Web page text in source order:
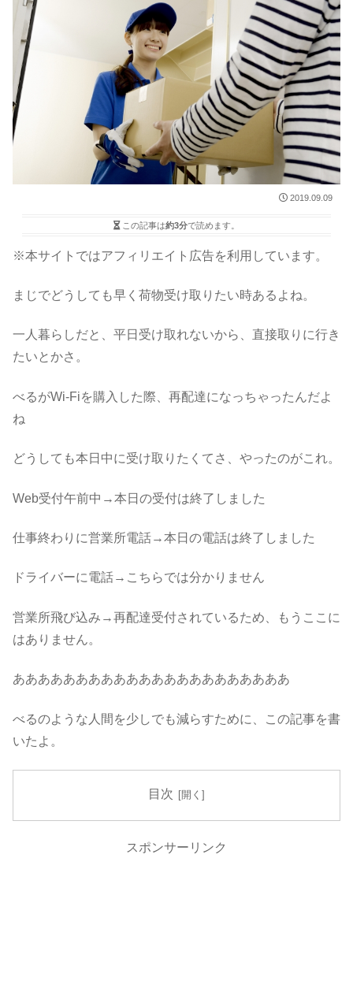
2019.09.09
この記事は約3分で読めます。
※本サイトではアフィリエイト広告を利用しています。
まじでどうしても早く荷物受け取りたい時あるよね。
一人暮らしだと、平日受け取れないから、直接取りに行き
たいとかさ。
べるがWi-Fiを購入した際、再配達になっちゃったんだよ
ね
どうしても本日中に受け取りたくてさ、やったのがこれ。
Web受付午前中→本日の受付は終了しました
仕事終わりに営業所電話→本日の電話は終了しました
ドライバーに電話→こちらでは分かりません
営業所飛び込み→再配達受付されているため、もうここに
はありません。
ああああああああああああああああああああああ
べるのような人間を少しでも減らすために、この記事を書
いたよ。
目次
スポンサーリンク